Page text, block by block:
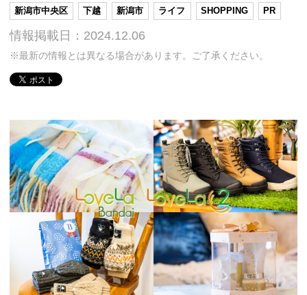
新潟市中央区 下越 新潟市 ライフ SHOPPING PR
情報掲載日：2024.12.06
※最新の情報とは異なる場合があります。ご了承ください。